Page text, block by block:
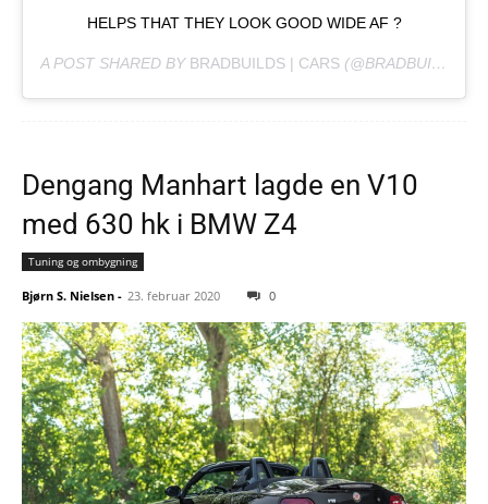
HELPS THAT THEY LOOK GOOD WIDE AF ?
A POST SHARED BY BRADBUILDS | CARS (@BRADBUILDS) ON
Dengang Manhart lagde en V10
med 630 hk i BMW Z4
Tuning og ombygning
Bjørn S. Nielsen - 23. februar 2020 0